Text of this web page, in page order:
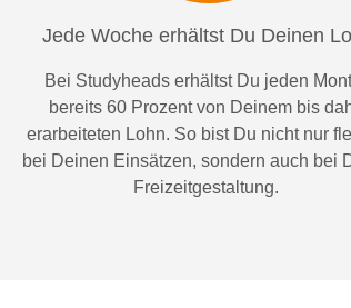
Jede Woche erhältst Du Deinen
Bei Studyheads erhältst Du jeden
bereits 60 Prozent von Deinem bis
erarbeiteten Lohn. So bist Du nicht nur
bei Deinen Einsätzen, sondern auch bei
Freizeitgestaltung.